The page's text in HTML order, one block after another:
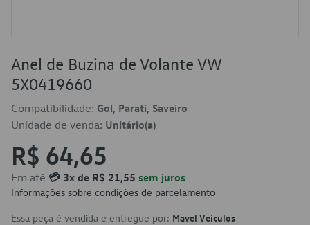
Anel de Buzina de Volante VW
5X0419660
Compatibilidade: Gol, Parati, Saveiro
Unidade de venda: Unitário(a)
R$ 64,65
Em até 💳 3x de R$ 21,55 sem juros
Informações sobre condições de parcelamento
Essa peça é vendida e entregue por: Mavel Veículos